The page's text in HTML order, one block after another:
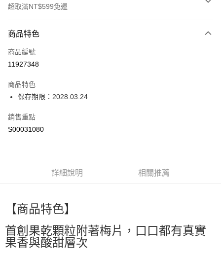
超取滿NT$599免運
信用卡一次付款
超商取貨付款
Apple Pay
街口支付
全盈+PAY
每筆NT$60，滿NT$599(含以上)免運費
每筆NT$60，滿NT$599(含以上)免運費
商品特色
商品編號
11927348
商品特色
保存期限：2028.03.24
銷售重點
S00031080
詳細說明 相關推薦
【商品特色】
首創果乾顆粒附著梅片，口口都有真實
果香與酸甜層次